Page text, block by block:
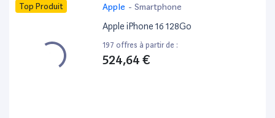
Top Produit Apple - Smartphone
Apple iPhone 16 128Go
197 offres à partir de :
524,64 €